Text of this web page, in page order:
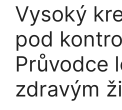
Vysoký
pod
Průvodce
zdravým